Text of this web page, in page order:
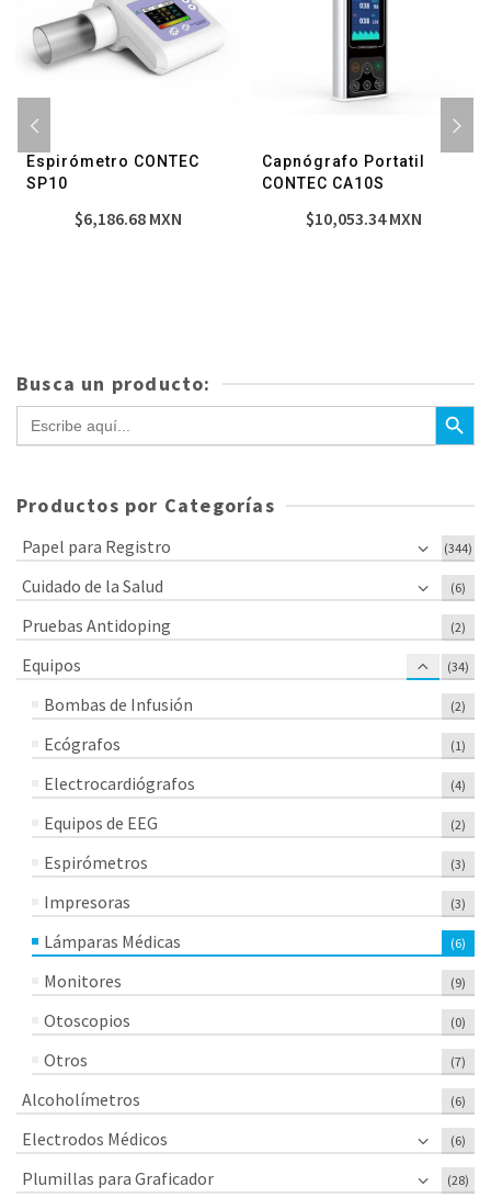
Espirómetro CONTEC
SP10
$6,186.68MXN
Capnógrafo Portatil
CONTEC CA10S
$10,053.34MXN
Busca un producto:
Buscar: Botón de
Productos por Categorías
Papel para Registro (344)
Cuidado de la Salud (6)
Pruebas Antidoping (2)
Equipos (34)
Bombas de Infusión (2)
Ecógrafos (1)
Electrocardiógrafos (4)
Equipos de EEG (2)
Espirómetros (3)
Impresoras (3)
Lámparas Médicas (6)
Monitores (9)
Otoscopios (0)
Otros (7)
Alcoholímetros (6)
Electrodos Médicos (6)
Plumillas para Graficador (28)